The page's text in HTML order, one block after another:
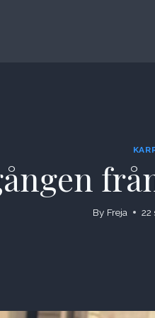
By Freja 22